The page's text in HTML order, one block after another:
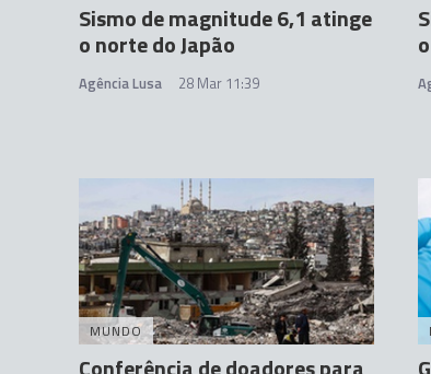
Sismo de magnitude 6,1 atinge
o norte do Japão
Agência Lusa 28 Mar 11:39
MUNDO